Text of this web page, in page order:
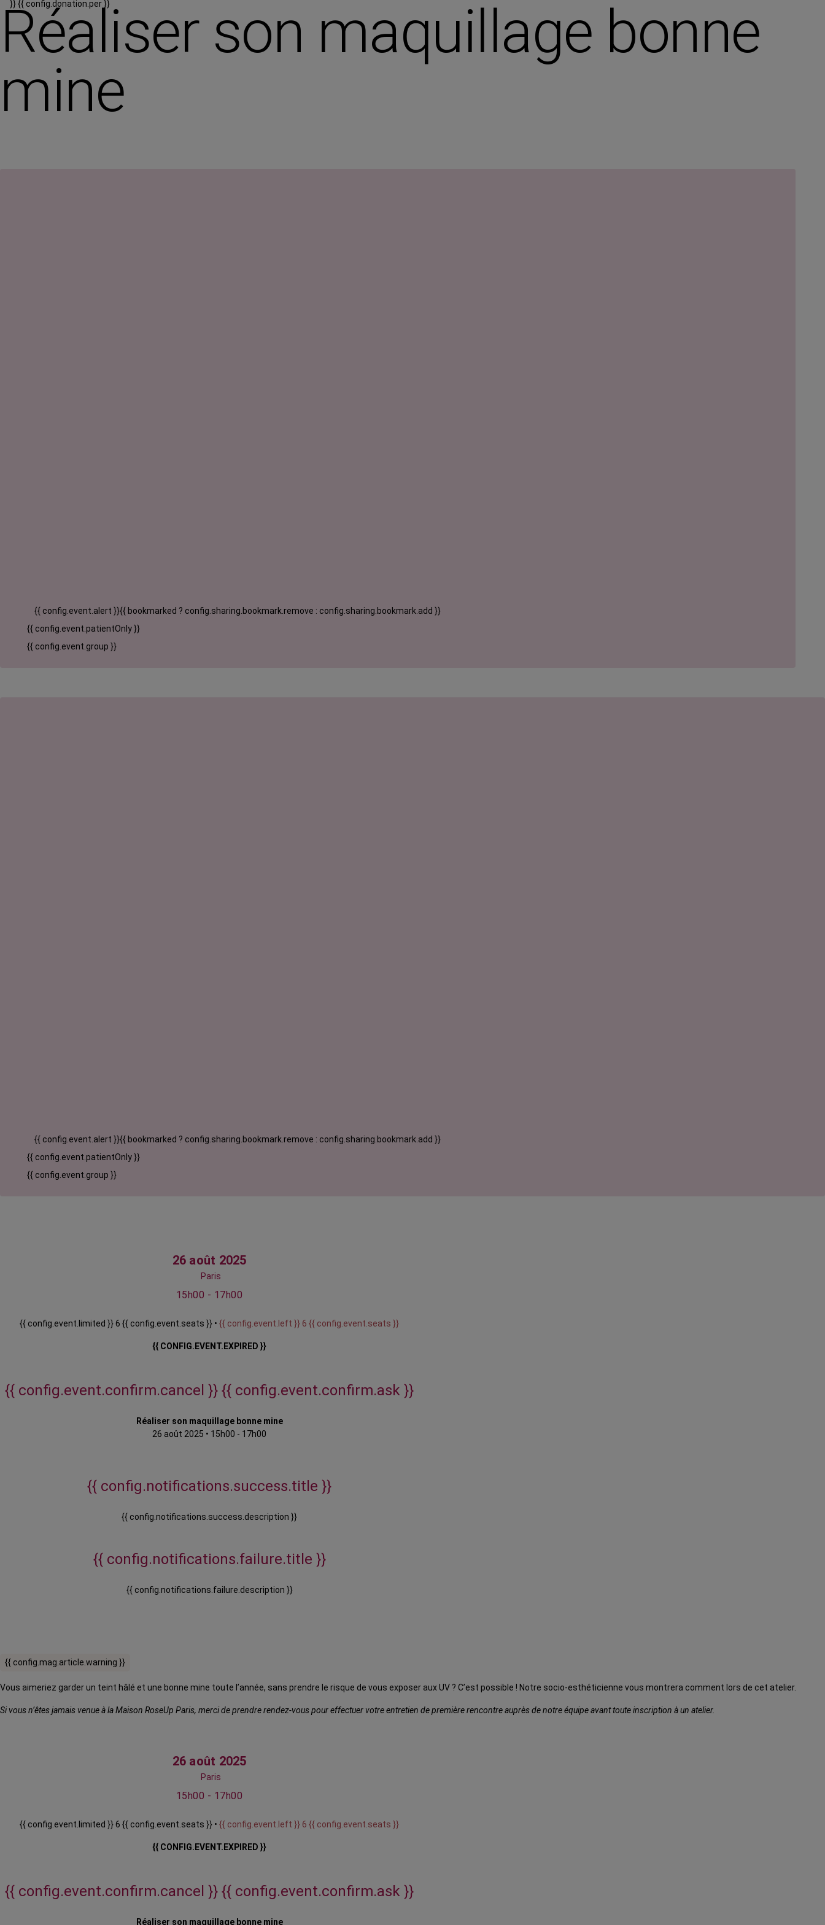
}}{{ config.donation.per }}
Réaliser son maquillage bonne
mine
{{ config.event.alert }}{{ bookmarked ? config.sharing.bookmark.remove : config.sharing.bookmark.add }}
{{ config.event.patientOnly }}
{{ config.event.group }}
{{ config.event.alert }}{{ bookmarked ? config.sharing.bookmark.remove : config.sharing.bookmark.add }}
{{ config.event.patientOnly }}
{{ config.event.group }}
26 août 2025
Paris
15h00 - 17h00
{{ config.event.limited }} 6 {{ config.event.seats }} • {{ config.event.left }} 6 {{ config.event.seats }}
{{ CONFIG.EVENT.EXPIRED }}
{{ config.event.confirm.cancel }} {{ config.event.confirm.ask }}
Réaliser son maquillage bonne mine
26 août 2025 • 15h00 - 17h00
{{ config.notifications.success.title }}
{{ config.notifications.success.description }}
{{ config.notifications.failure.title }}
{{ config.notifications.failure.description }}
{{ config.mag.article.warning }}
Vous aimeriez garder un teint hâlé et une bonne mine toute l’année, sans prendre le risque de vous exposer aux UV ? C’est possible ! Notre socio-esthéticienne vous montrera comment lors de cet atelier.
Si vous n’êtes jamais venue à la Maison RoseUp Paris, merci de prendre rendez-vous pour effectuer votre entretien de première rencontre auprès de notre équipe avant toute inscription à un atelier.
26 août 2025
Paris
15h00 - 17h00
{{ config.event.limited }} 6 {{ config.event.seats }} • {{ config.event.left }} 6 {{ config.event.seats }}
{{ CONFIG.EVENT.EXPIRED }}
{{ config.event.confirm.cancel }} {{ config.event.confirm.ask }}
Réaliser son maquillage bonne mine